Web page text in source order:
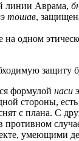
линии Аврама,
тошав,
одном
защиту
формулой наси
стороны,
с плана. С
умеющими